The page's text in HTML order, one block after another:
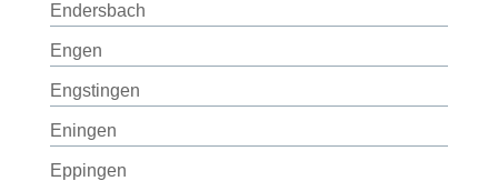
Endersbach
Engen
Engstingen
Eningen
Eppingen